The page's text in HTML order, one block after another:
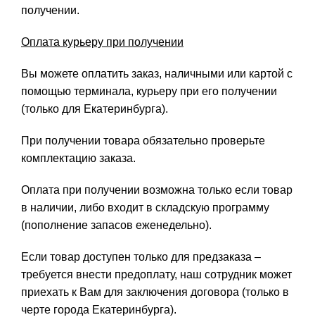
получении.
Оплата курьеру при получении
Вы можете оплатить заказ, наличными или картой с
помощью терминала, курьеру при его получении
(только для Екатеринбурга).
При получении товара обязательно проверьте
комплектацию заказа.
Оплата при получении возможна только если товар
в наличии, либо входит в складскую программу
(пополнение запасов еженедельно).
Если товар доступен только для предзаказа –
требуется внести предоплату, наш сотрудник может
приехать к Вам для заключения договора (только в
черте города Екатеринбурга).